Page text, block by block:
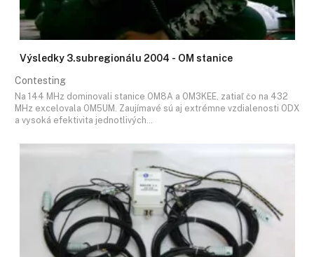
Výsledky 3.subregionálu 2004 - OM stanice
Contesting
Na 144 MHz dominovali stanice OM8A a OM3KEE, zatiaľ čo na 432
MHz excelovala OM5UM. Zaujímavé sú aj extrémne vzdialenosti ODX
a vysoká efektivita jednotlivých…